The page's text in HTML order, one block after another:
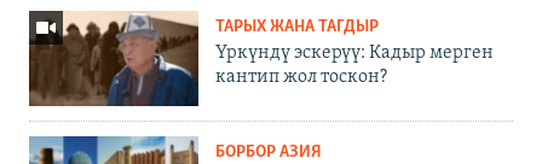
ТАРЫХ ЖАНА ТАГДЫР
Үркүндү эскерүү: Кадыр мерген
кантип жол тоскон?
БОРБОР АЗИЯ